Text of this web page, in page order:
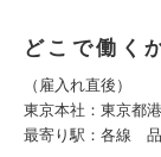
どこで働く
（雇入れ直後）
東京本社：東京都
最寄り駅：各線